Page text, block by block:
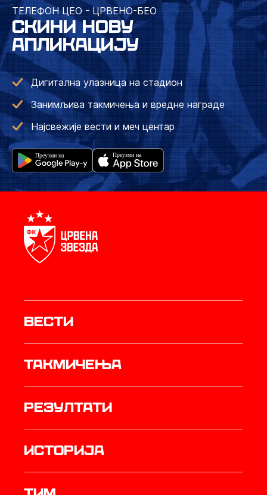
ТЕЛЕФОН ЦЕО - ЦРВЕНО-БЕО
СКИНИ НОВУ
АПЛИКАЦИЈУ
Дигитална улазница на стадион
Занимљива такмичења и вредне награде
Најсвежије вести и меч центар
Вести
Такмичења
резултати
историја